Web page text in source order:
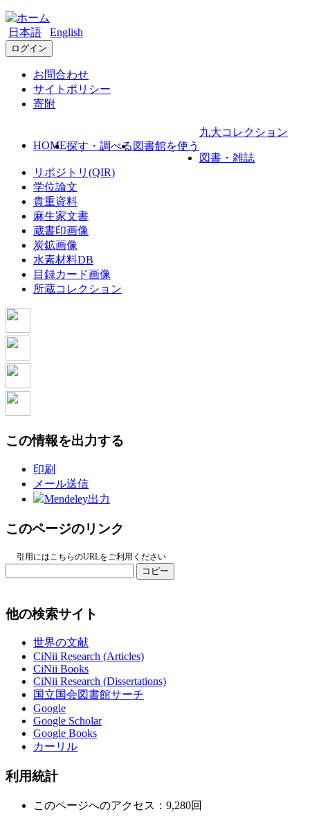
日本語 English
ログイン
お問合わせ
サイトポリシー
寄附
HOME探す・調べる 図書館を使う
九大コレクション
図書・雑誌
リポジトリ(QIR)
学位論文
貴重資料
麻生家文書
蔵書印画像
炭鉱画像
水素材料DB
目録カード画像
所蔵コレクション
この情報を出力する
印刷
メール送信
Mendeley出力
このページのリンク
引用にはこちらのURLをご利用ください
コピー
他の検索サイト
世界の文献
CiNii Research (Articles)
CiNii Books
CiNii Research (Dissertations)
国立国会図書館サーチ
Google
Google Scholar
Google Books
カーリル
利用統計
このページへのアクセス：9,280回